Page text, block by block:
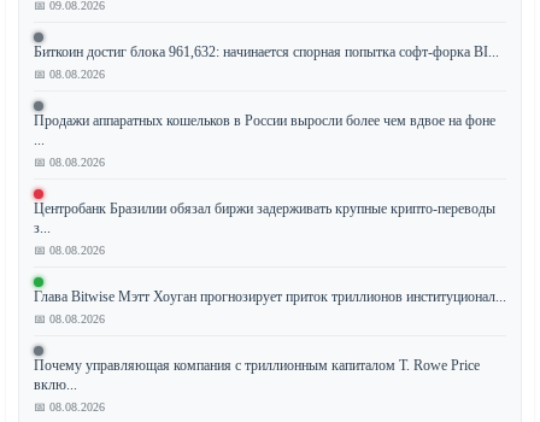
Биткоин
(BTC)
испытывает
давление
фоне
роста
геополитической
напряженности
между
и
Ираном,
📅 09.08.2026
Биткоин достиг блока 961,632: начинается спорная попытка софт-форка BI...
📅 08.08.2026
Продажи аппаратных кошельков в России выросли более чем вдвое на фоне
...
📅 08.08.2026
Центробанк Бразилии обязал биржи задерживать крупные крипто-переводы
з...
📅 08.08.2026
Глава Bitwise Мэтт Хоуган прогнозирует приток триллионов институционал...
📅 08.08.2026
Почему управляющая компания с триллионным капиталом T. Rowe Price
вклю...
📅 08.08.2026